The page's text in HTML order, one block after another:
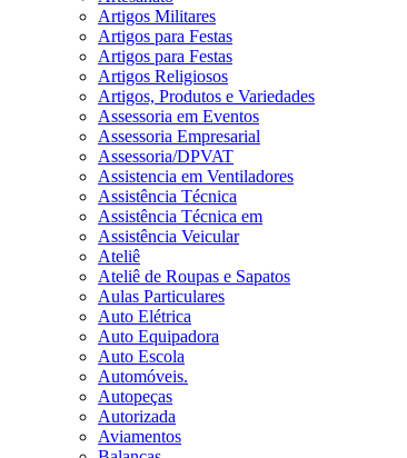
Artigos Militares
Artigos para Festas
Artigos para Festas
Artigos Religiosos
Artigos, Produtos e Variedades
Assessoria em Eventos
Assessoria Empresarial
Assessoria/DPVAT
Assistencia em Ventiladores
Assistência Técnica
Assistência Técnica em
Assistência Veicular
Ateliê
Ateliê de Roupas e Sapatos
Aulas Particulares
Auto Elétrica
Auto Equipadora
Auto Escola
Automóveis.
Autopeças
Autorizada
Aviamentos